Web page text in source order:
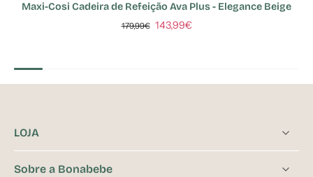
Maxi-Cosi Cadeira de Refeição Ava Plus - Elegance Beige
179,99€ 143,99€
LOJA
Sobre a Bonabebe